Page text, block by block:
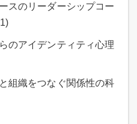
スのリーダーシップコー
のアイデンティティ心理
組織をつなぐ関係性の科